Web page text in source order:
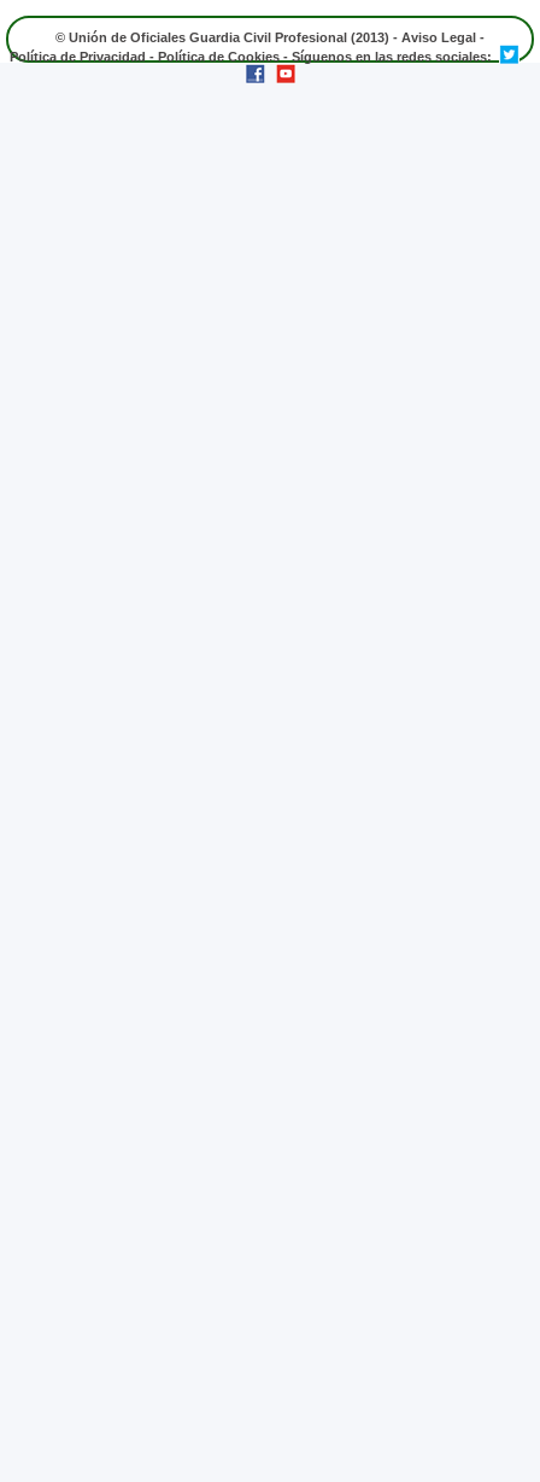
© Unión de Oficiales Guardia Civil Profesional (2013) - Aviso Legal -
Política de Privacidad - Política de Cookies - Síguenos en las redes sociales: